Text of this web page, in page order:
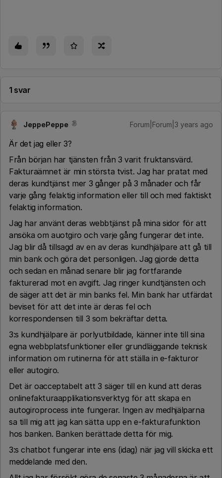
1 svar
JeppePeppe Forum|Forum|3 years ago
Är det jag eller 3?
Från början har tjänsten från 3 varit fruktansvärd.
Fakturaämnet är min största tvist. Jag har pratat med
deras kundtjänst mer 3 gånger på 3 månader och får
varje gång felaktig information eller till och med faktiskt
felaktig information.
Jag har använt deras webbtjänst på mina sidor för att
ansöka om auotgiro och varje gång fungerar det inte.
Jag blir då tillsagd av en av deras kundhjälpare att gå till
min bank och göra det personligen. Jag gjorde detta
och sedan en månad senare blir jag fortfarande
fakturerad mot en avgift. Jag ringer kundtjänsten och
de säger att det är min banks fel. Min bank har utfärdat
beviset för att det inte är deras fel och
korrespondensen till 3 som bekräftar detta.
3:s kundhjälpare är porlyutbildade, känner inte till sina
egna webbplatsfunktioner eller grundläggande teknisk
information om rutinerna för att ställa in e-fakturor
eller autogiro.
Det är oacceptabelt att 3 säger till en kund att deras
onlinefakturaapplikationsverktyg för att skapa en
autogiroprocess inte fungerar. Ingen av medhjälparna
sa till mig att jag kan sätta upp en e-fakturafunktion
hos banken. Banken berättade detta för mig.
3:s chatbot fungerar inte ens (idag) när jag vill skicka ett
meddelande med den.